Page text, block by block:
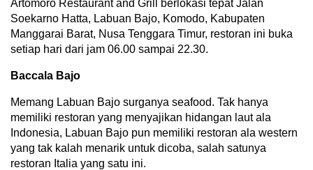
Artomoro Restaurant and Grill berlokasi tepat Jalan
Soekarno Hatta, Labuan Bajo, Komodo, Kabupaten
Manggarai Barat, Nusa Tenggara Timur, restoran ini buka
setiap hari dari jam 06.00 sampai 22.30.
Baccala Bajo
Memang Labuan Bajo surganya seafood. Tak hanya
memiliki restoran yang menyajikan hidangan laut ala
Indonesia, Labuan Bajo pun memiliki restoran ala western
yang tak kalah menarik untuk dicoba, salah satunya
restoran Italia yang satu ini.